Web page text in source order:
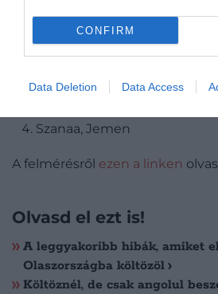
CONFIRM
Data Deletion Data Access
A legrosszabb városokra is
Bagdad, Irak
Szanaa, Jemen
A felmérésről ezen a linken
Olvasd el ezt is!
A leggyakoribb hibák, amiket
Olaszországba költözöl
Költöznél, de csak angolul